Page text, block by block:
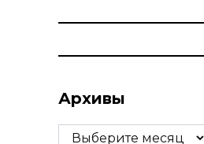
Архивы
Архивы